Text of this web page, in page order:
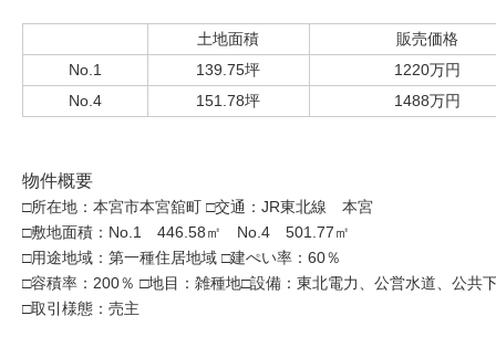
土地面積
販売価格
No.1
139.75坪
1220万円
No.4
151.78坪 1488万円
物件概要
□所在地：本宮市本宮舘町 □交通：JR東北線 本宮
□敷地面積：No.1 446.58㎡ No.4 501.77㎡
□用途地域：第一種住居地域 □建ぺい率：60％
□容積率：200％ □地目：雑種地□設備：東北電力、公営水道、公共
□取引様態：売主